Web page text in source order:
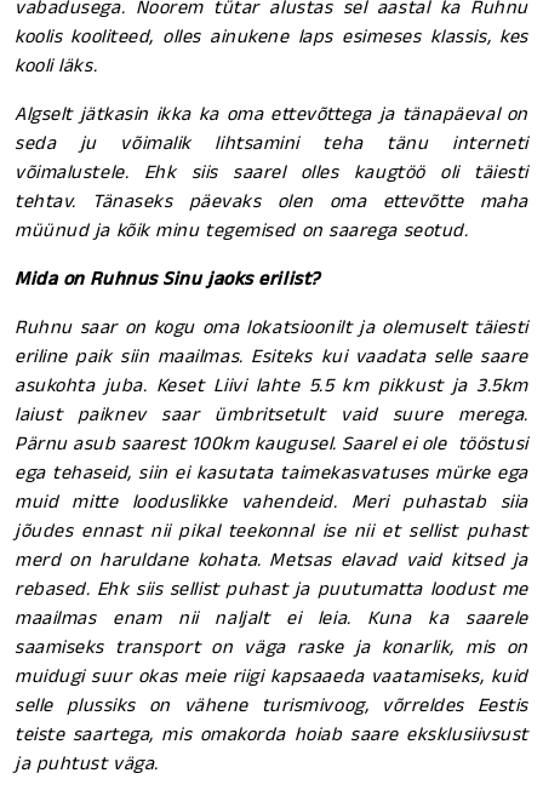
vabadusega. Noorem tütar alustas sel aastal ka Ruhnu
koolis kooliteed, olles ainukene laps esimeses klassis, kes
kooli läks.
Algselt jätkasin ikka ka oma ettevõttega ja tänapäeval on
seda ju võimalik lihtsamini teha tänu interneti
võimalustele. Ehk siis saarel olles kaugtöö oli täiesti
tehtav. Tänaseks päevaks olen oma ettevõtte maha
müünud ja kõik minu tegemised on saarega seotud.
Mida on Ruhnus Sinu jaoks erilist?
Ruhnu saar on kogu oma lokatsioonilt ja olemuselt täiesti
eriline paik siin maailmas. Esiteks kui vaadata selle saare
asukohta juba. Keset Liivi lahte 5.5 km pikkust ja 3.5km
laiust paiknev saar ümbritsetult vaid suure merega.
Pärnu asub saarest 100km kaugusel. Saarel ei ole tööstusi
ega tehaseid, siin ei kasutata taimekasvatuses mürke ega
muid mitte looduslikke vahendeid. Meri puhastab siia
jõudes ennast nii pikal teekonnal ise nii et sellist puhast
merd on haruldane kohata. Metsas elavad vaid kitsed ja
rebased. Ehk siis sellist puhast ja puutumatta loodust me
maailmas enam nii naljalt ei leia. Kuna ka saarele
saamiseks transport on väga raske ja konarlik, mis on
muidugi suur okas meie riigi kapsaaeda vaatamiseks, kuid
selle plussiks on vähene turismivoog, võrreldes Eestis
teiste saartega, mis omakorda hoiab saare eksklusiivsust
ja puhtust väga.